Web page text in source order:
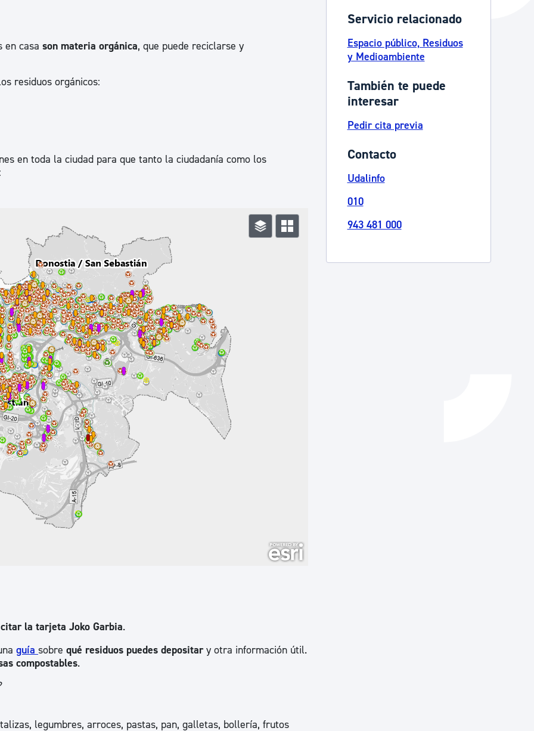
Calendario fiscal
Portal de transparencia
Ayuda a la tramitación
en casa son materia orgánica, que puede reciclarse y
residuos orgánicos:
en toda la ciudad para que tanto la ciudadanía como los
la tarjeta Joko Garbia.
guía sobre qué residuos puedes depositary otra información útil.
compostables.
legumbres, arroces, pastas, pan, galletas, bollería, frutos
Servicio relacionado
Espacio público, Residuos
y Medioambiente
También te puede
interesar
Pedir cita previa
Contacto
Udalinfo
010
943 481 000